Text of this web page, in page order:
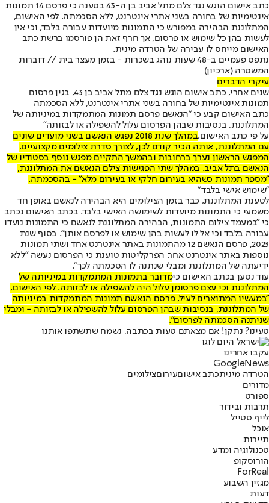
כתב אישום הוגש נגד צלם מתל אביב בן ה-43 בטענה כי פרסם 14 תמונות
אינטימיות של בחורה בשני אתרי אינטרנט, ללא הסכמתה. לפי האישום,
המתלוננת הבהירה במפורש כי התמונות מיועדות עבורה בלבד, וכי אין
לעשות בהן כל שימוש או פרסום, אך חרף זאת הן פורסמו ברשת כתב
האישום מייחס לו עבירה של הטרדה מינית.
נתפס פעמיים ב-48 שעות נוהג בשכרות - בזמן מעצר בית // דוברות
המשטרה (ארכיון)
עיקרי הדברים
שנים אחרי, כתב אישום הוגש נגד צלם מתל אביב בן 43, בגין פרסום
תמונות אינטימיות של בחורה בשני אתרי אינטרנט, ללא הסכמתה
כתב האישום קבע כי "הנאשם פרסם תמונות המתמקדות במיניותה של
המתלוננת, בנסיבות שבהן הפרסום עלול להשפילה או לבזותה"
על פי כתב האישום,
במהלך שנת 2018 נפגש הנאשם בשני מועדים שונים
עם המתלוננת, אותה הכיר קודם לכן, לצורך סדרת צילומים מקצועיים.
המפגש הראשון נערך ברחובות ובהמשך התקיים מפגש נוסף בסטודיו של
הנאשם בתל אביב. במהלך שתי הפגישות צילם הנאשם את המתלוננת,
"מספר תמונות כשהיא בעירום חלקי או בעירום מלא" - בהסכמתה.
"שימוש אישי בלבד"
לטענת המתלוננת, כבר בזמן הצילומים היא הבהירה לנאשם באופן חד
משמעי כי התמונות מיועדות לשימושה האישי בלבד. בכתב האישום נכתב
כי "במעמד צילום התמונות, הבהירה המתלוננת לנאשם כי התמונות נועדו
עבורה בלבד וכי אל לו לעשות בהן שימוש או לפרסם אותן". בסוף שנת
2023, פרסם הנאשם 12 מהתמונות באתר אינטרנט אחד ושתי תמונות
נוספות באתר אינטרנט אחר. הפרקליטות טוענת כי הפרסום נעשה "ללא
ידיעתה של המתלוננת ומבלי שנתנה לו הסכמתה לכך".
עוד נטען בכתב האישום כימדובר בתמונות המתמקדות במיניותה של
המתלוננת וכי עצם פרסומן עלול היה להשפילה או לבזותה. לפי האישום,
"במעשיו המתוארים לעיל, פרסם הנאשם תמונות המתמקדות במיניותה
של המתלוננת, בנסיבות שבהן הפרסום עלול להשפילה או לבזותה - ומבלי
שניתנה הסכמתה לפרסום".
טעינו? נתקן! אם מצאתם טעות בכתבה, נשמח שתשתפו אותנו
עקבו אחרינו
Googl eNews
הטרדה מיניתכתב אישוםעירוםצילומים
מדורים
ספורט
תרבות ובידור
לייף סטייל
אוכל
תיירות
טכנולוגיה ומדע
הורוסקופ
ForReal
מגזין השבוע
דעות